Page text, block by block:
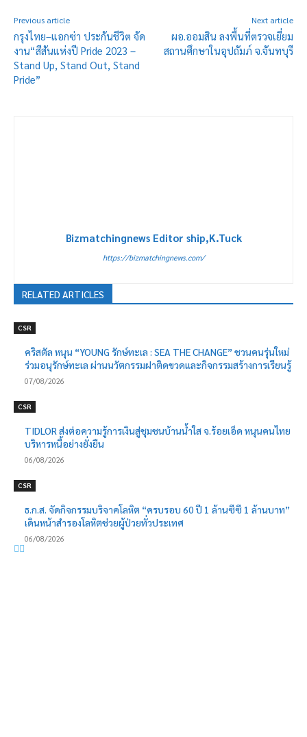
Previous article
กรุงไทย–แอกซ่า ประกันชีวิต จัด
งาน“สีสันแห่งปี Pride 2023 –
Stand Up, Stand Out, Stand
Pride”
Next article
ผอ.ออมสิน ลงพื้นที่ตรวจเยี่ยม
สถานศึกษาในอุปถัมภ์ จ.จันทบุรี
Bizmatchingnews Editor ship,K.Tuck
https://bizmatchingnews.com/
RELATED ARTICLES
CSR
คริสตัล หนุน “YOUNG รักษ์ทะเล : SEA THE CHANGE” ชวนคนรุ่นใหม่
ร่วมอนุรักษ์ทะเล ผ่านนวัตกรรมฝาติดขวดและกิจกรรมสร้างการเรียนรู้
07/08/2026
CSR
TIDLOR ส่งต่อความรู้การเงินสู่ชุมชนบ้านน้ำใส จ.ร้อยเอ็ด หนุนคนไทย
บริหารหนี้อย่างยั่งยืน
06/08/2026
CSR
ธ.ก.ส. จัดกิจกรรมบริจาคโลหิต “ครบรอบ 60 ปี 1 ล้านซีซี 1 ล้านบาท”
เดินหน้าสำรองโลหิตช่วยผู้ป่วยทั่วประเทศ
06/08/2026